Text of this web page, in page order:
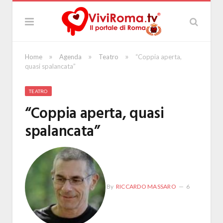
Home » Agenda » Teatro »
“Coppia aperta,
quasi spalancata”
TEATRO
“Coppia aperta, quasi
spalancata”
By RICCARDO MASSARO 6